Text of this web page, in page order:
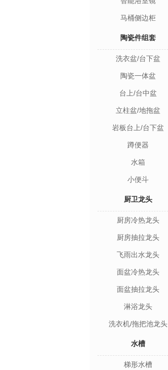
马桶侧边柜
陶瓷件组套
洗衣盆/台下盆
陶瓷一体盆
台上/台中盆
立柱盆/地拖盆
岩板台上/台下盆
蹲便器
水箱
小便斗
厨卫龙头
厨房冷热龙头
厨房抽拉龙头
飞雨出水龙头
面盆冷热龙头
面盆抽拉龙头
淋浴龙头
洗衣机/拖把池龙头
水槽
梯形水槽